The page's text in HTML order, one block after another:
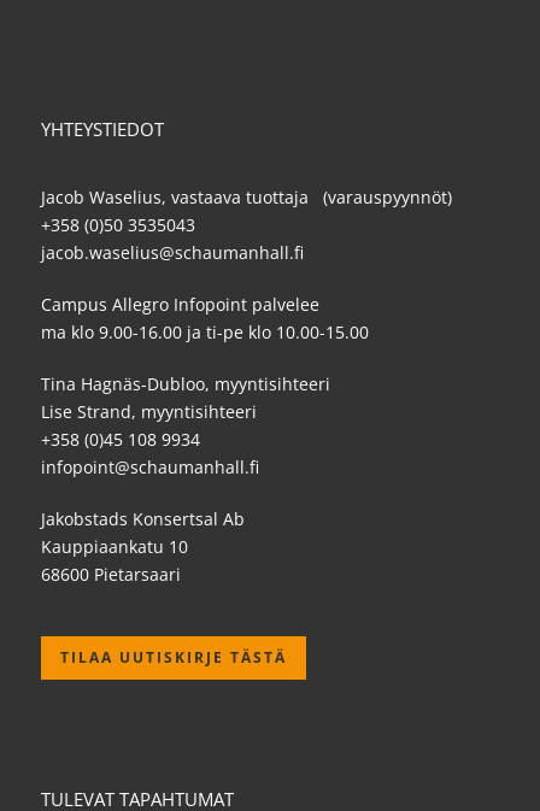
YHTEYSTIEDOT
Jacob Waselius, vastaava tuottaja (varauspyynnöt)
+358 (0)50 3535043
jacob.waselius@schaumanhall.fi
Campus Allegro Infopoint palvelee
ma klo 9.00-16.00 ja ti-pe klo 10.00-15.00
Tina Hagnäs-Dubloo, myyntisihteeri
Lise Strand, myyntisihteeri
+358 (0)45 108 9934
infopoint@schaumanhall.fi
Jakobstads Konsertsal Ab
Kauppiaankatu 10
68600 Pietarsaari
TILAA UUTISKIRJE TÄSTÄ
TULEVAT TAPAHTUMAT